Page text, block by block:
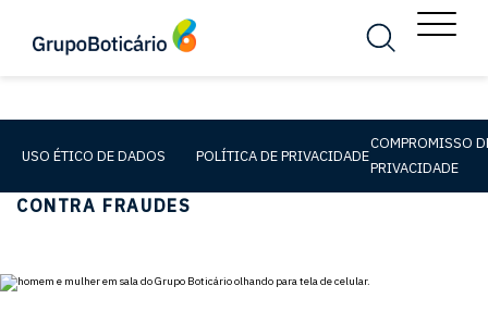
Busca Menu
GUIA DE SEGURANÇA DIGITAL – PROTEJA-SE
CONTRA FRAUDES
USO ÉTICO DE DADOS POLÍTICA DE PRIVACIDADE
COMPROMISSO
PRIVACIDADE